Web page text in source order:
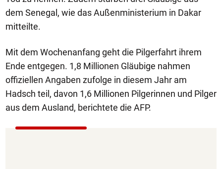
dem Senegal, wie das Außenministerium in Dakar
mitteilte.
Mit dem Wochenanfang geht die Pilgerfahrt ihrem
Ende entgegen. 1,8 Millionen Gläubige nahmen
offiziellen Angaben zufolge in diesem Jahr am
Hadsch teil, davon 1,6 Millionen Pilgerinnen und Pilger
aus dem Ausland, berichtete die AFP.